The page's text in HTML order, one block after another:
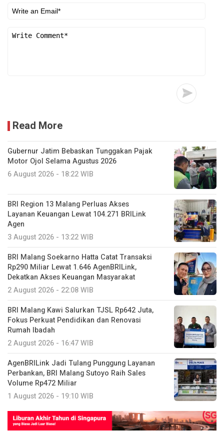
Read More
Gubernur Jatim Bebaskan Tunggakan Pajak
Motor Ojol Selama Agustus 2026
6 August 2026 - 18:22 WIB
BRI Region 13 Malang Perluas Akses
Layanan Keuangan Lewat 104.271 BRILink
Agen
3 August 2026 - 13:22 WIB
BRI Malang Soekarno Hatta Catat Transaksi
Rp290 Miliar Lewat 1.646 AgenBRILink,
Dekatkan Akses Keuangan Masyarakat
2 August 2026 - 22:08 WIB
BRI Malang Kawi Salurkan TJSL Rp642 Juta,
Fokus Perkuat Pendidikan dan Renovasi
Rumah Ibadah
2 August 2026 - 16:47 WIB
AgenBRILink Jadi Tulang Punggung Layanan
Perbankan, BRI Malang Sutoyo Raih Sales
Volume Rp472 Miliar
1 August 2026 - 19:10 WIB